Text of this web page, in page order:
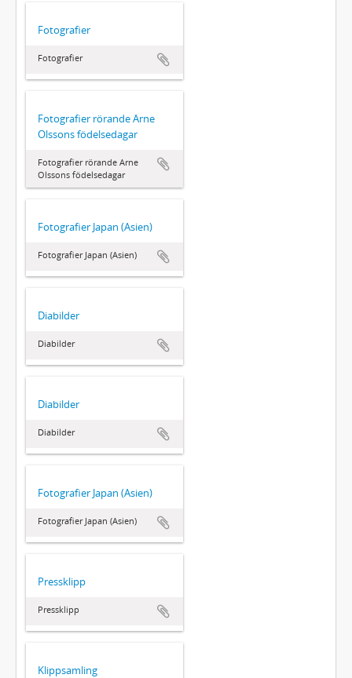
Fotografier
Fotografier
Fotografier rörande Arne
Olssons födelsedagar
Fotografier rörande Arne
Olssons födelsedagar
Fotografier Japan (Asien)
Fotografier Japan (Asien)
Diabilder
Diabilder
Diabilder
Diabilder
Fotografier Japan (Asien)
Fotografier Japan (Asien)
Pressklipp
Pressklipp
Klippsamling